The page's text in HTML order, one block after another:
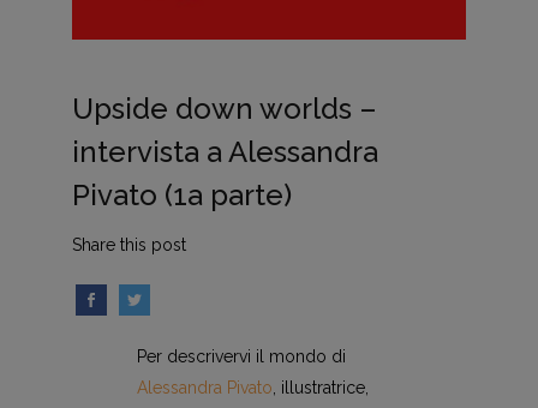
Upside down worlds –
intervista a Alessandra
Pivato (1a parte)
Share this post
Per descrivervi il mondo di
Alessandra Pivato, illustratrice,